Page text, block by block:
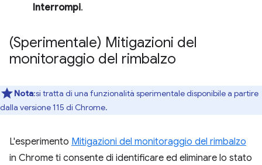
Interrompi.
(Sperimentale) Mitigazioni del
monitoraggio del rimbalzo
Nota:si tratta di una funzionalità sperimentale disponibile a partire
dalla versione 115 di Chrome.
L'esperimento Mitigazioni del monitoraggio del rimbalzo
in Chrome ti consente di identificare ed eliminare lo stato